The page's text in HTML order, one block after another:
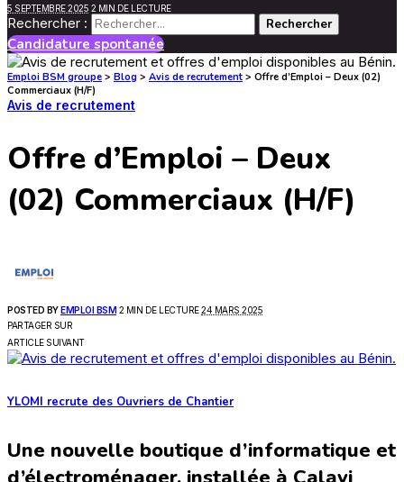
5 SEPTEMBRE 2025 2 MIN DE LECTURE
Rechercher :
Candidature spontanée
Emploi BSM groupe > Blog > Avis de recrutement > Offre d’Emploi – Deux (02)
Commerciaux (H/F)
Avis de recrutement
Offre d’Emploi – Deux
(02) Commerciaux (H/F)
POSTED BY EMPLOI BSM 2 MIN DE LECTURE24 MARS 2025
PARTAGER SUR
ARTICLE SUIVANT
YLOMI recrute des Ouvriers de Chantier
Une nouvelle boutique d’informatique et